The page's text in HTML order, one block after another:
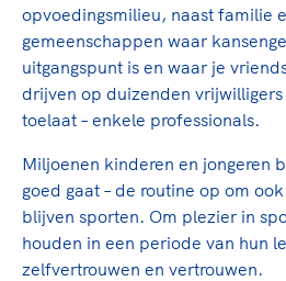
opvoedingsmilieu, naast familie
gemeenschappen waar
uitgangspunt is en waar je
drijven op duizenden vrijwilligers
toelaat – enkele professionals.
Miljoenen kinderen en jongeren
goed gaat – de routine op om
blijven sporten. Om plezier in
houden in een periode van hun
zelfvertrouwen en vertrouwen.